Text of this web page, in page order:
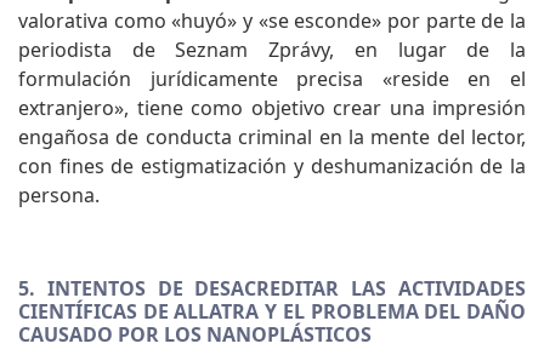
valorativa como «huyó» y «se esconde» por parte de la
periodista de Seznam Zprávy, en lugar de la
formulación jurídicamente precisa «reside en el
extranjero», tiene como objetivo crear una impresión
engañosa de conducta criminal en la mente del lector,
con fines de estigmatización y deshumanización de la
persona.
5. INTENTOS DE DESACREDITAR LAS ACTIVIDADES
CIENTÍFICAS DE ALLATRA Y EL PROBLEMA DEL DAÑO
CAUSADO POR LOS NANOPLÁSTICOS